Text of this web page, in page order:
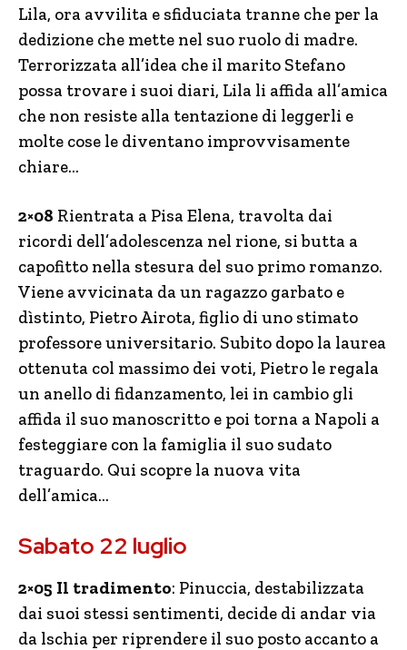
Lila, ora avvilita e sfiduciata tranne che per la
dedizione che mette nel suo ruolo di madre.
Terrorizzata all’idea che il marito Stefano
possa trovare i suoi diari, Lila li affida all’amica
che non resiste alla tentazione di leggerli e
molte cose le diventano improvvisamente
chiare…
2×08 Rientrata a Pisa Elena, travolta dai
ricordi dell’adolescenza nel rione, si butta a
capofitto nella stesura del suo primo romanzo.
Viene avvicinata da un ragazzo garbato e
dìstinto, Pietro Airota, figlio di uno stimato
professore universitario. Subito dopo la laurea
ottenuta col massimo dei voti, Pietro le regala
un anello di fidanzamento, lei in cambio gli
affida il suo manoscritto e poi torna a Napoli a
festeggiare con la famiglia il suo sudato
traguardo. Qui scopre la nuova vita
dell’amica…
Sabato 22 luglio
2×05 Il tradimento: Pinuccia, destabilizzata
dai suoi stessi sentimenti, decide di andar via
da lschia per riprendere il suo posto accanto a